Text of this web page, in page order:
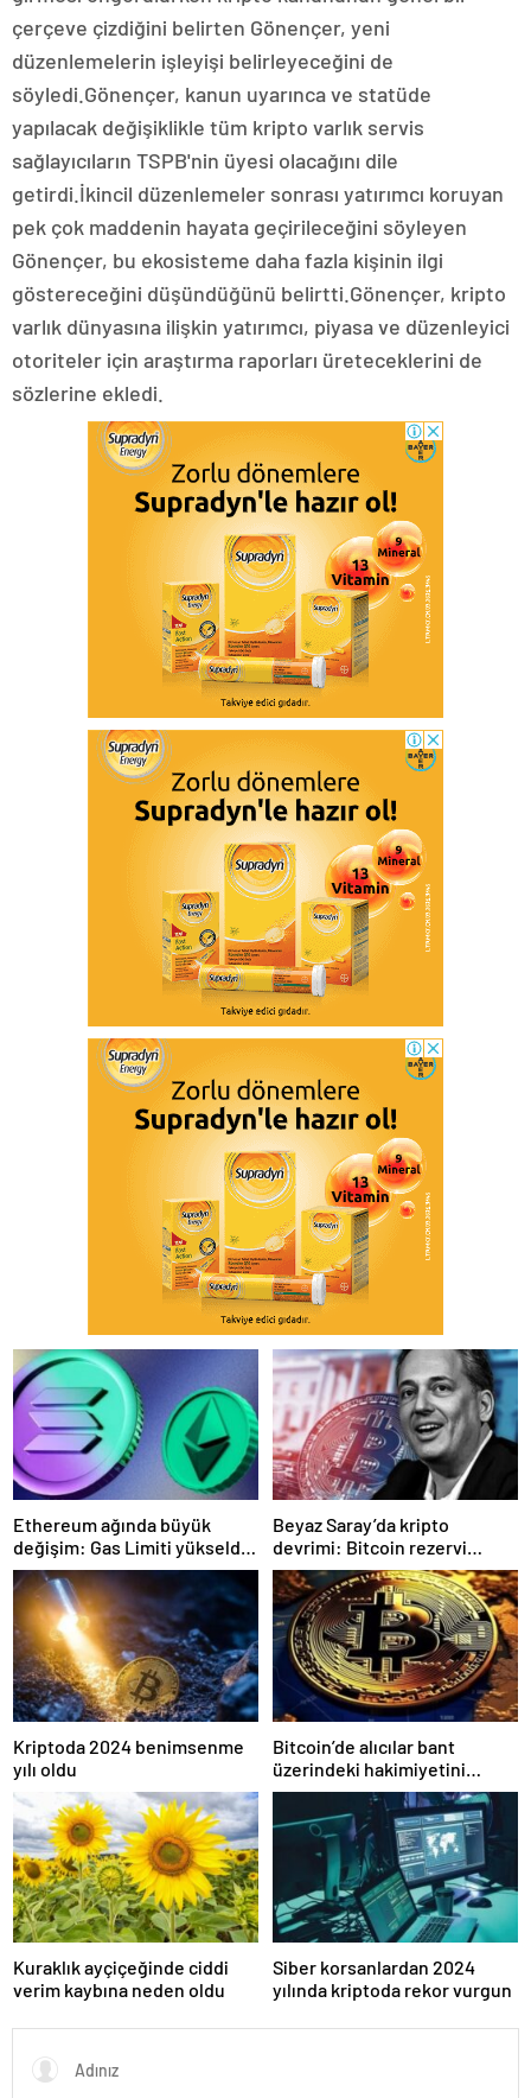
çerçeve çizdiğini belirten Gönençer, yeni
düzenlemelerin işleyişi belirleyeceğini de
söyledi.Gönençer, kanun uyarınca ve statüde
yapılacak değişiklikle tüm kripto varlık servis
sağlayıcıların TSPB'nin üyesi olacağını dile
getirdi.İkincil düzenlemeler sonrası yatırımcı koruyan
pek çok maddenin hayata geçirileceğini söyleyen
Gönençer, bu ekosisteme daha fazla kişinin ilgi
göstereceğini düşündüğünü belirtti.Gönençer, kripto
varlık dünyasına ilişkin yatırımcı, piyasa ve düzenleyici
otoriteler için araştırma raporları üreteceklerini de
sözlerine ekledi.
Ethereum ağında büyük
değişim: Gas Limiti yükseldi,
işlem ücretleri düşebilir mi?
Beyaz Saray’da kripto
devrimi: Bitcoin rezervi
gerçek olabilir mi?
Kriptoda 2024 benimsenme
yılı oldu
Bitcoin’de alıcılar bant
üzerindeki hakimiyetini
kaybetti
Kuraklık ayçiçeğinde ciddi
verim kaybına neden oldu
Siber korsanlardan 2024
yılında kriptoda rekor vurgun